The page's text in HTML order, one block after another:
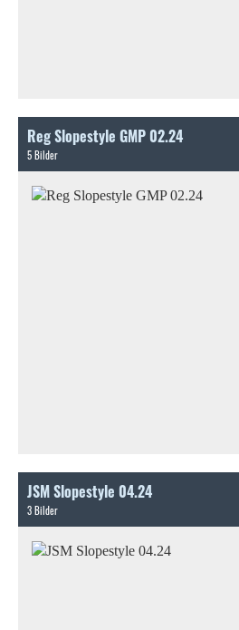
Reg Slopestyle GMP 02.24
5 Bilder
JSM Slopestyle 04.24
3 Bilder